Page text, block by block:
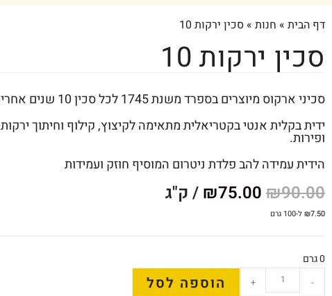
דף הבית » חנות »סכין ירקות 10
סכין ירקות 10
סכיני ארקוס מיוצרים בספרד משנת 1745 לכל סכין 10 שנים אחריות
ידית בקלית אנטי בקטריאלית מתאימה לקיצוץ, קילוף וחיתוך ירקות
ופירות.
הידית עמידה להב פלדת ניטרום המוסיף חוזק ועמידות
₪90.00
₪75.00 / ק"ג
₪7.50 ל-100 גרם
0 גרם
-
+ הוספה לסל